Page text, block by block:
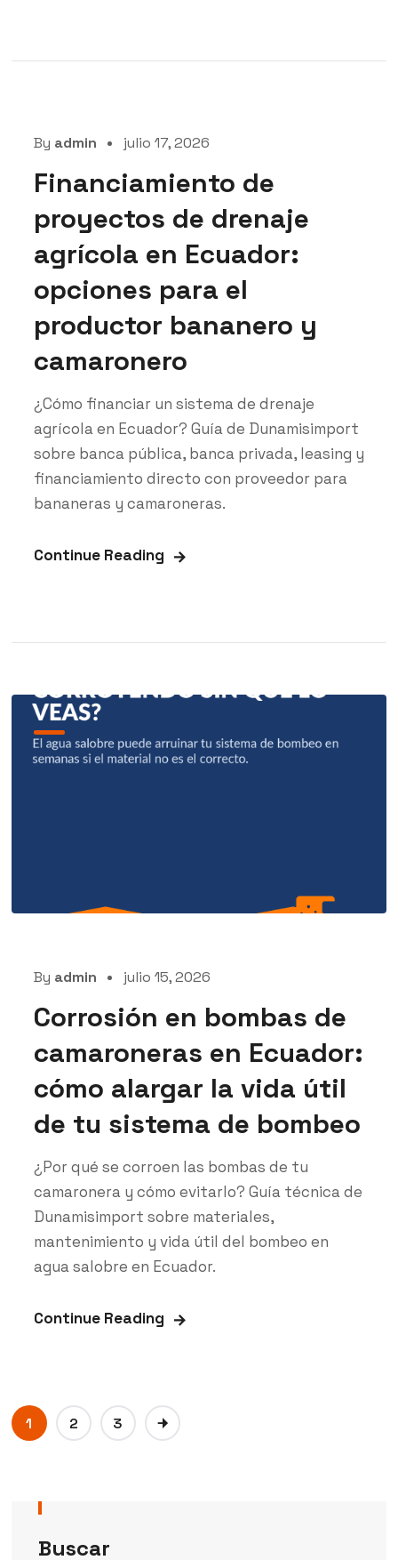
By admin julio 17, 2026
Financiamiento de
proyectos de drenaje
agrícola en Ecuador:
opciones para el
productor bananero y
camaronero
¿Cómo financiar un sistema de drenaje
agrícola en Ecuador? Guía de Dunamisimport
sobre banca pública, banca privada, leasing y
financiamiento directo con proveedor para
bananeras y camaroneras.
Continue Reading
By admin julio 15, 2026
Corrosión en bombas de
camaroneras en Ecuador:
cómo alargar la vida útil
de tu sistema de bombeo
¿Por qué se corroen las bombas de tu
camaronera y cómo evitarlo? Guía técnica de
Dunamisimport sobre materiales,
mantenimiento y vida útil del bombeo en
agua salobre en Ecuador.
Continue Reading
1 2 3
Buscar